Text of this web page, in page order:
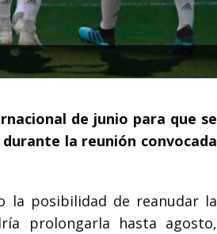
de junio para que se
la reunión convocada
la posibilidad de reanudar la
prolongarla hasta agosto,